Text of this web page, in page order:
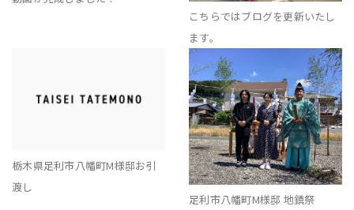
こちらではブログを更新いたし
ます。
栃木県足利市八幡町M様邸お引
渡し
足利市八幡町M様邸 地鎮祭